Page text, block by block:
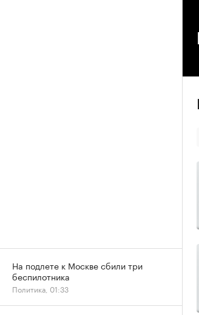
На подлете к Москве сбили три
беспилотника
Политика, 01:33